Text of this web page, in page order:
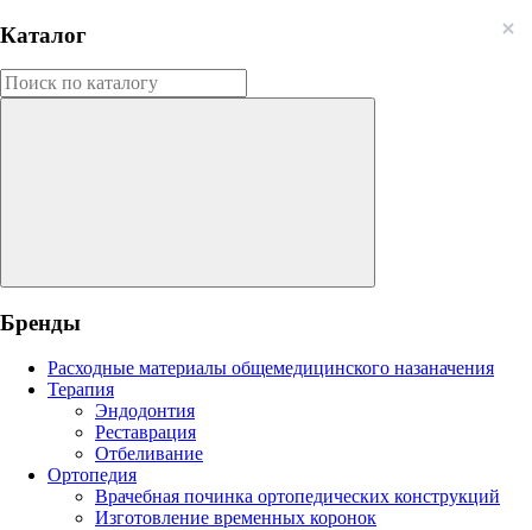
Каталог
Бренды
Расходные материалы общемедицинского назаначения
Терапия
Эндодонтия
Реставрация
Отбеливание
Ортопедия
Врачебная починка ортопедических конструкций
Изготовление временных коронок